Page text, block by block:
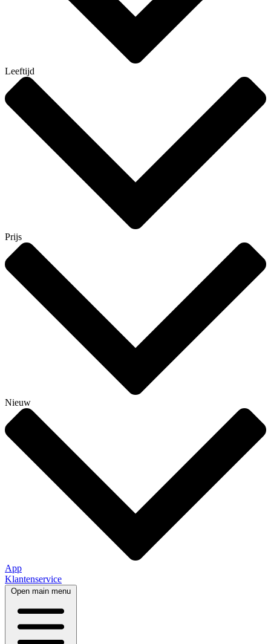
Leeftijd
Prijs
Nieuw
App
Klantenservice
Open main menu